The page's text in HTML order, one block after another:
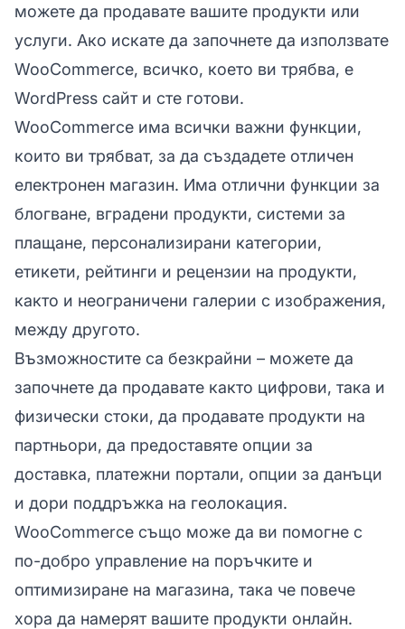
можете да продавате вашите продукти или
услуги. Ако искате да започнете да използвате
WooCommerce, всичко, което ви трябва, е
WordPress сайт и сте готови.
WooCommerce има всички важни функции,
които ви трябват, за да създадете отличен
електронен магазин. Има отлични функции за
блогване, вградени продукти, системи за
плащане, персонализирани категории,
етикети, рейтинги и рецензии на продукти,
както и неограничени галерии с изображения,
между другото.
Възможностите са безкрайни – можете да
започнете да продавате както цифрови, така и
физически стоки, да продавате продукти на
партньори, да предоставяте опции за
доставка, платежни портали, опции за данъци
и дори поддръжка на геолокация.
WooCommerce също може да ви помогне с
по-добро управление на поръчките и
оптимизиране на магазина, така че повече
хора да намерят вашите продукти онлайн.